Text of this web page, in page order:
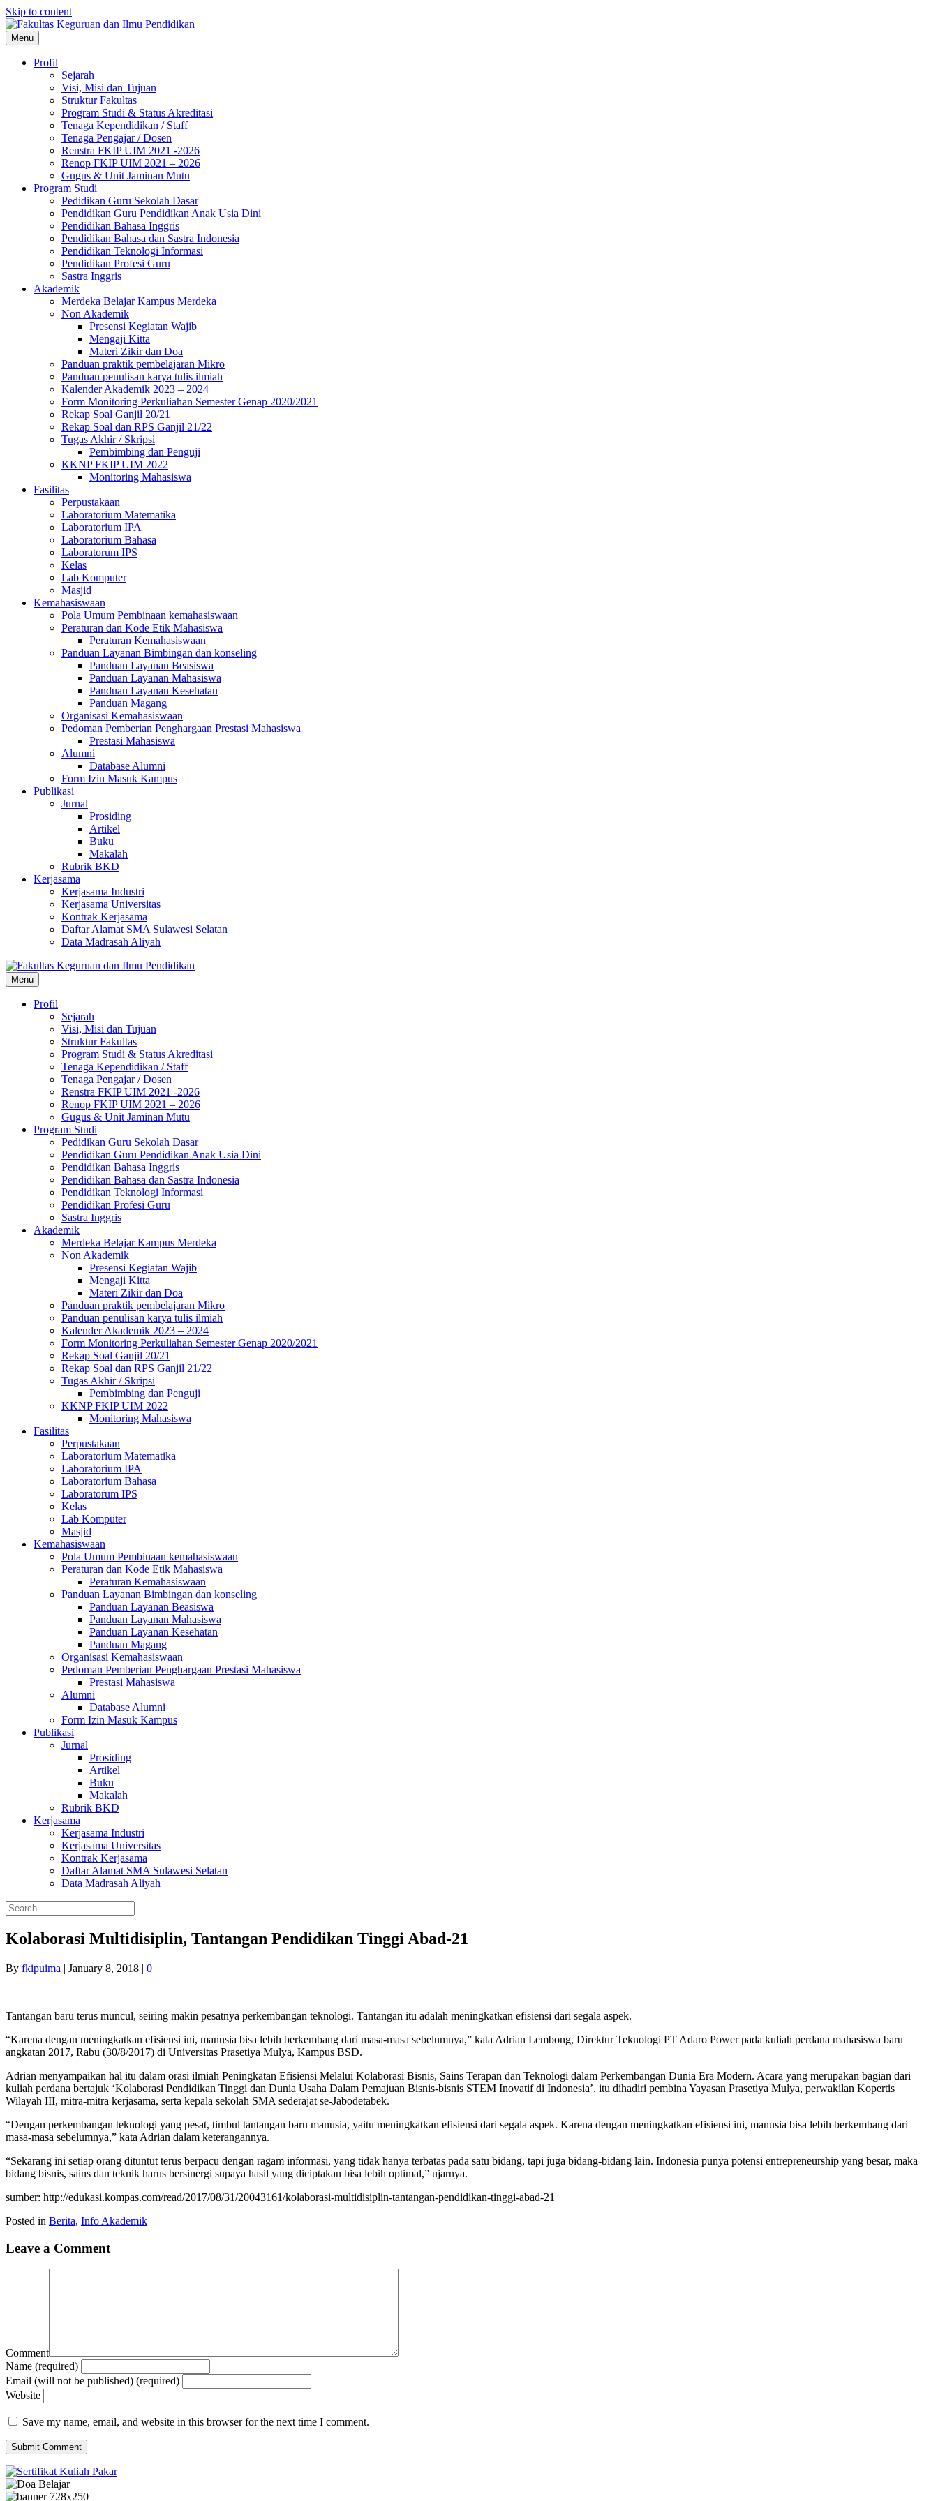
Skip to content
Menu
Profil
Sejarah
Visi, Misi dan Tujuan
Struktur Fakultas
Program Studi & Status Akreditasi
Tenaga Kependidikan / Staff
Tenaga Pengajar / Dosen
Renstra FKIP UIM 2021 -2026
Renop FKIP UIM 2021 – 2026
Gugus & Unit Jaminan Mutu
Program Studi
Pedidikan Guru Sekolah Dasar
Pendidikan Guru Pendidikan Anak Usia Dini
Pendidikan Bahasa Inggris
Pendidikan Bahasa dan Sastra Indonesia
Pendidikan Teknologi Informasi
Pendidikan Profesi Guru
Sastra Inggris
Akademik
Merdeka Belajar Kampus Merdeka
Non Akademik
Presensi Kegiatan Wajib
Mengaji Kitta
Materi Zikir dan Doa
Panduan praktik pembelajaran Mikro
Panduan penulisan karya tulis ilmiah
Kalender Akademik 2023 – 2024
Form Monitoring Perkuliahan Semester Genap 2020/2021
Rekap Soal Ganjil 20/21
Rekap Soal dan RPS Ganjil 21/22
Tugas Akhir / Skripsi
Pembimbing dan Penguji
KKNP FKIP UIM 2022
Monitoring Mahasiswa
Fasilitas
Perpustakaan
Laboratorium Matematika
Laboratorium IPA
Laboratorium Bahasa
Laboratorum IPS
Kelas
Lab Komputer
Masjid
Kemahasiswaan
Pola Umum Pembinaan kemahasiswaan
Peraturan dan Kode Etik Mahasiswa
Peraturan Kemahasiswaan
Panduan Layanan Bimbingan dan konseling
Panduan Layanan Beasiswa
Panduan Layanan Mahasiswa
Panduan Layanan Kesehatan
Panduan Magang
Organisasi Kemahasiswaan
Pedoman Pemberian Penghargaan Prestasi Mahasiswa
Prestasi Mahasiswa
Alumni
Database Alumni
Form Izin Masuk Kampus
Publikasi
Jurnal
Prosiding
Artikel
Buku
Makalah
Rubrik BKD
Kerjasama
Kerjasama Industri
Kerjasama Universitas
Kontrak Kerjasama
Daftar Alamat SMA Sulawesi Selatan
Data Madrasah Aliyah
Menu
Profil
Sejarah
Visi, Misi dan Tujuan
Struktur Fakultas
Program Studi & Status Akreditasi
Tenaga Kependidikan / Staff
Tenaga Pengajar / Dosen
Renstra FKIP UIM 2021 -2026
Renop FKIP UIM 2021 – 2026
Gugus & Unit Jaminan Mutu
Program Studi
Pedidikan Guru Sekolah Dasar
Pendidikan Guru Pendidikan Anak Usia Dini
Pendidikan Bahasa Inggris
Pendidikan Bahasa dan Sastra Indonesia
Pendidikan Teknologi Informasi
Pendidikan Profesi Guru
Sastra Inggris
Akademik
Merdeka Belajar Kampus Merdeka
Non Akademik
Presensi Kegiatan Wajib
Mengaji Kitta
Materi Zikir dan Doa
Panduan praktik pembelajaran Mikro
Panduan penulisan karya tulis ilmiah
Kalender Akademik 2023 – 2024
Form Monitoring Perkuliahan Semester Genap 2020/2021
Rekap Soal Ganjil 20/21
Rekap Soal dan RPS Ganjil 21/22
Tugas Akhir / Skripsi
Pembimbing dan Penguji
KKNP FKIP UIM 2022
Monitoring Mahasiswa
Fasilitas
Perpustakaan
Laboratorium Matematika
Laboratorium IPA
Laboratorium Bahasa
Laboratorum IPS
Kelas
Lab Komputer
Masjid
Kemahasiswaan
Pola Umum Pembinaan kemahasiswaan
Peraturan dan Kode Etik Mahasiswa
Peraturan Kemahasiswaan
Panduan Layanan Bimbingan dan konseling
Panduan Layanan Beasiswa
Panduan Layanan Mahasiswa
Panduan Layanan Kesehatan
Panduan Magang
Organisasi Kemahasiswaan
Pedoman Pemberian Penghargaan Prestasi Mahasiswa
Prestasi Mahasiswa
Alumni
Database Alumni
Form Izin Masuk Kampus
Publikasi
Jurnal
Prosiding
Artikel
Buku
Makalah
Rubrik BKD
Kerjasama
Kerjasama Industri
Kerjasama Universitas
Kontrak Kerjasama
Daftar Alamat SMA Sulawesi Selatan
Data Madrasah Aliyah
Kolaborasi Multidisiplin, Tantangan Pendidikan Tinggi Abad-21
By fkipuima | January 8, 2018 | 0
Tantangan baru terus muncul, seiring makin pesatnya perkembangan teknologi. Tantangan itu adalah meningkatkan efisiensi dari segala aspek.
“Karena dengan meningkatkan efisiensi ini, manusia bisa lebih berkembang dari masa-masa sebelumnya,” kata Adrian Lembong, Direktur Teknologi PT Adaro Power pada kuliah perdana mahasiswa baru
angkatan 2017, Rabu (30/8/2017) di Universitas Prasetiya Mulya, Kampus BSD.
Adrian menyampaikan hal itu dalam orasi ilmiah Peningkatan Efisiensi Melalui Kolaborasi Bisnis, Sains Terapan dan Teknologi dalam Perkembangan Dunia Era Modern. Acara yang merupakan bagian dari
kuliah perdana bertajuk ‘Kolaborasi Pendidikan Tinggi dan Dunia Usaha Dalam Pemajuan Bisnis-bisnis STEM Inovatif di Indonesia’. itu dihadiri pembina Yayasan Prasetiya Mulya, perwakilan Kopertis
Wilayah III, mitra-mitra kerjasama, serta kepala sekolah SMA sederajat se-Jabodetabek.
“Dengan perkembangan teknologi yang pesat, timbul tantangan baru manusia, yaitu meningkatkan efisiensi dari segala aspek. Karena dengan meningkatkan efisiensi ini, manusia bisa lebih berkembang dari
masa-masa sebelumnya,” kata Adrian dalam keterangannya.
“Sekarang ini setiap orang dituntut terus berpacu dengan ragam informasi, yang tidak hanya terbatas pada satu bidang, tapi juga bidang-bidang lain. Indonesia punya potensi entrepreneurship yang besar, maka
bidang bisnis, sains dan teknik harus bersinergi supaya hasil yang diciptakan bisa lebih optimal,” ujarnya.
sumber: http://edukasi.kompas.com/read/2017/08/31/20043161/kolaborasi-multidisiplin-tantangan-pendidikan-tinggi-abad-21
Posted in Berita, Info Akademik
Leave a Comment
Comment
Name (required)
Email (will not be published) (required)
Website
Save my name, email, and website in this browser for the next time I comment.